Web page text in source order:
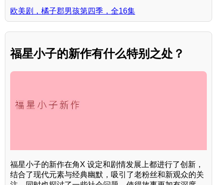
欧美剧，橘子郡男孩第四季，全16集
福星小子的新作有什么特别之处？
福星小子的新作在角X 设定和剧情发展上都进行了创新，
结合了现代元素与经典幽默，吸引了老粉丝和新观众的关